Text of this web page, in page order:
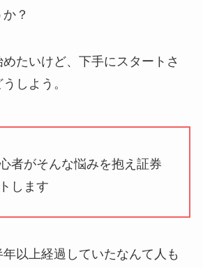
？
たいけど、下手にスタートさ
しよう。
者がそんな悩みを抱え証券
します
以上経過していたなんて人も